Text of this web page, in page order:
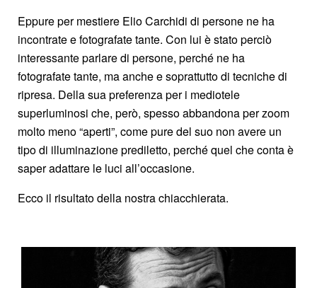
Eppure per mestiere Elio Carchidi di persone ne ha
incontrate e fotografate tante. Con lui è stato perciò
interessante parlare di persone, perché ne ha
fotografate tante, ma anche e soprattutto di tecniche di
ripresa. Della sua preferenza per i mediotele
superluminosi che, però, spesso abbandona per zoom
molto meno “aperti”, come pure del suo non avere un
tipo di illuminazione prediletto, perché quel che conta è
saper adattare le luci all’occasione.
Ecco il risultato della nostra chiacchierata.